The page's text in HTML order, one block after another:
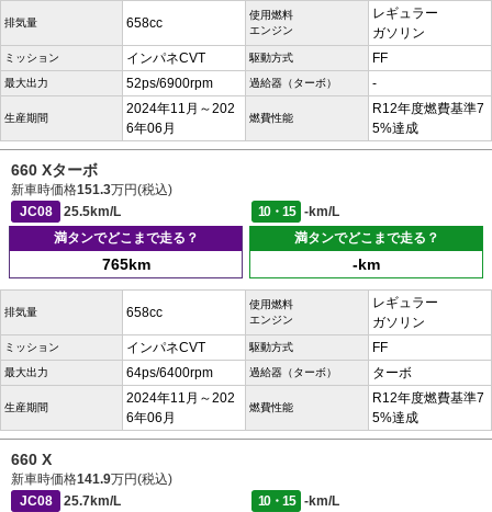
排気量 658cc
使用燃料
エンジン
レギュラー
ガソリン
ミッション インパネCVT 駆動方式 FF
最大出力 52ps/6900rpm 過給器（ターボ） -
生産期間
2024年11月～202
6年06月
燃費性能
R12年度燃費基準7
5%達成
660 Xターボ
新車時価格151.3万円(税込)
JC08
25.5km/L 10・15
-km/L
満タンでどこまで走る？
765km
満タンでどこまで走る？
-km
排気量 658cc
使用燃料
エンジン
レギュラー
ガソリン
ミッション インパネCVT 駆動方式 FF
最大出力 64ps/6400rpm 過給器（ターボ） ターボ
生産期間
2024年11月～202
6年06月
燃費性能
R12年度燃費基準7
5%達成
660 X
新車時価格141.9万円(税込)
JC08
25.7km/L 10・15
-km/L